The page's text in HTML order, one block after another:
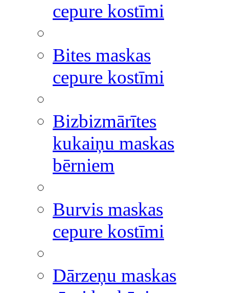
cepure kostīmi
Bites maskas
cepure kostīmi
Bizbizmārītes
kukaiņu maskas
bērniem
Burvis maskas
cepure kostīmi
Dārzeņu maskas